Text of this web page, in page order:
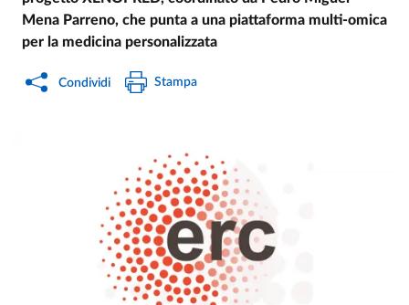
Mena Parreno, che punta a una piattaforma multi-omica
per la medicina personalizzata
Condividi Stampa